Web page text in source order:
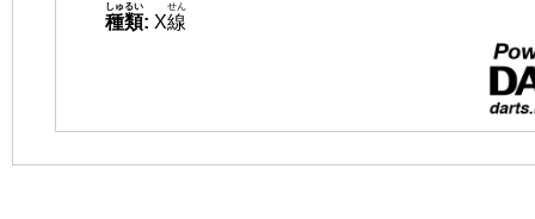
種類
しゅるい
: X線
せん